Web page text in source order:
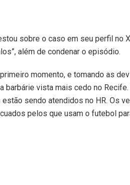
sobre o caso em seu perfil no
além de condenar o episódio.
momento, e tomando as
vista mais cedo no
sendo atendidos no HR. Os
pelos que usam o futebol